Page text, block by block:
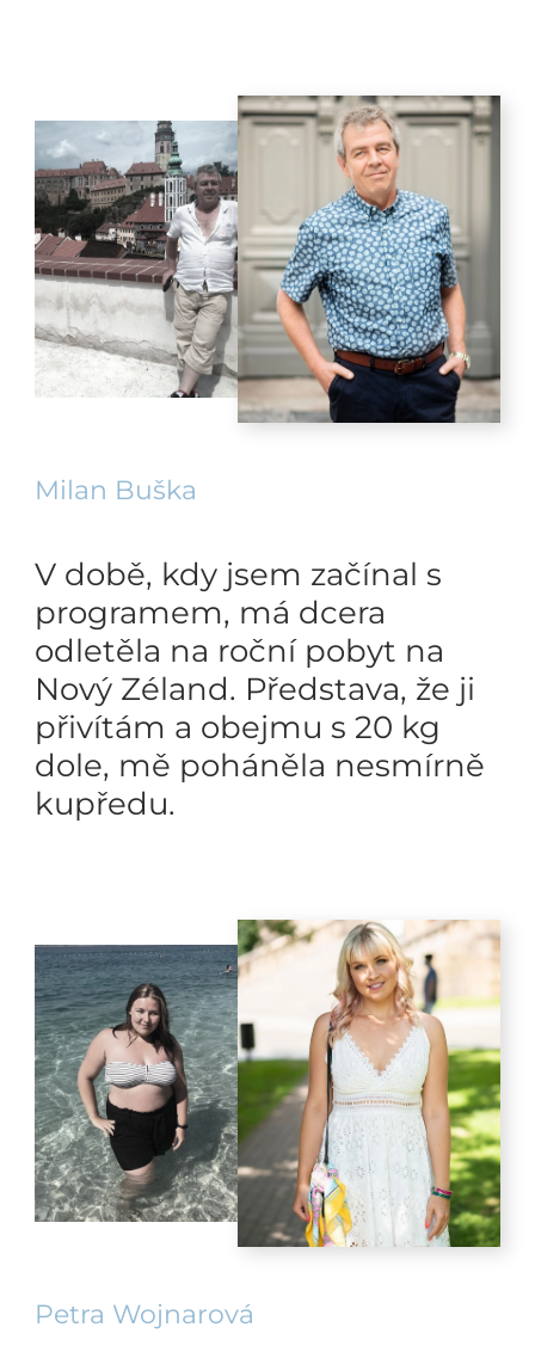
Milan Buška
V době, kdy jsem začínal s
programem, má dcera
odletěla na roční pobyt na
Nový Zéland. Představa, že ji
přivítám a obejmu s 20 kg
dole, mě poháněla nesmírně
kupředu.
Petra Wojnarová